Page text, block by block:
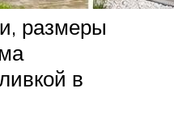
размеры
в